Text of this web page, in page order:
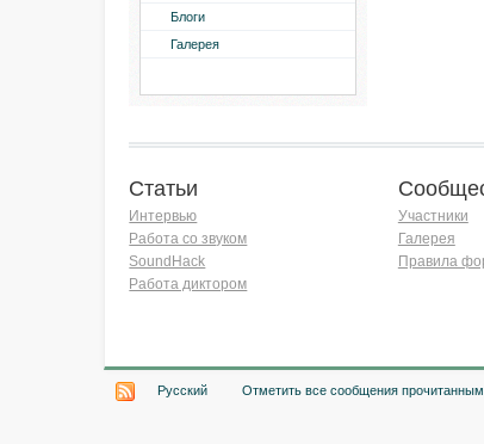
Блоги
Галерея
Статьи
Интервью
Работа со звуком
SoundHack
Работа диктором
Участники
Галерея
Правила
Русский Отметить все сообщения